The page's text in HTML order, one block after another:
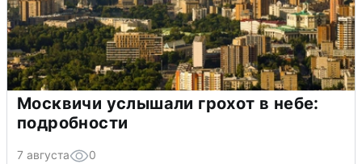
Москвичи услышали грохот в небе:
подробности
7 августа 0